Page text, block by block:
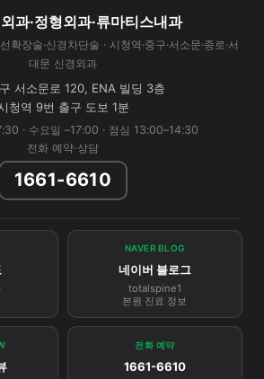
과·정형외과·류마티스내과
확장술·신경차단술 · 시청역·중구·서소문·종로·서
대문 신경외과
서소문로 120, ENA 빌딩 3층
청역 9번 출구 도보 1분
· 수요일 –17:00 · 점심 13:00–14:30
전화 예약·상담
1661-6610
NAVER BLOG
네이버 블로그
totalspine1
본원 진료 정보
전화 예약
1661-6610